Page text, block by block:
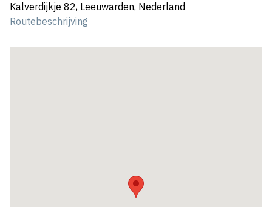
Kalverdijkje 82, Leeuwarden, Nederland
Routebeschrijving